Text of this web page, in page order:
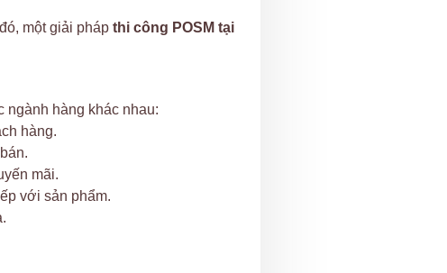
một giải pháp thi công POSM tại
ngành hàng khác nhau:
hàng.
mãi.
với sản phẩm.